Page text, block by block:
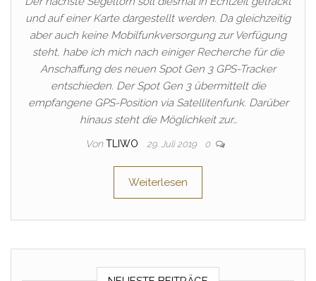
und auf einer Karte dargestellt werden. Da gleichzeitig
aber auch keine Mobilfunkversorgung zur Verfügung
steht, habe ich mich nach einiger Recherche für die
Anschaffung des neuen Spot Gen 3 GPS-Tracker
entschieden. Der Spot Gen 3 übermittelt die
empfangene GPS-Position via Satellitenfunk. Darüber
hinaus steht die Möglichkeit zur…
Von TLIWO 29. Juli 2019 0
Weiterlesen